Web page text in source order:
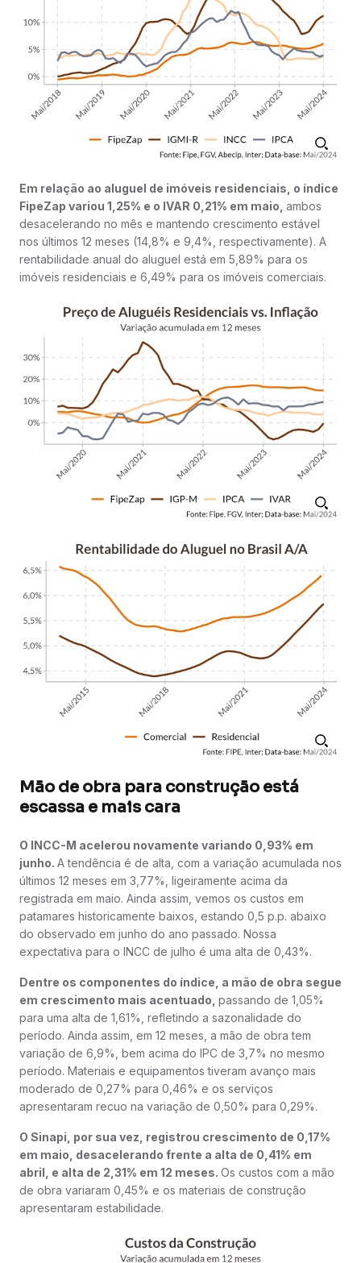
Em relação ao aluguel de imóveis residenciais, o índice
FipeZap variou 1,25% e o IVAR 0,21% em maio, ambos
desacelerando no mês e mantendo crescimento estável
nos últimos 12 meses (14,8% e 9,4%, respectivamente). A
rentabilidade anual do aluguel está em 5,89% para os
imóveis residenciais e 6,49% para os imóveis comerciais.
Mão de obra para construção está
escassa e mais cara
O INCC-M acelerou novamente variando 0,93% em
junho. A tendência é de alta, com a variação acumulada nos
últimos 12 meses em 3,77%, ligeiramente acima da
registrada em maio. Ainda assim, vemos os custos em
patamares historicamente baixos, estando 0,5 p.p. abaixo
do observado em junho do ano passado. Nossa
expectativa para o INCC de julho é uma alta de 0,43%.
Dentre os componentes do índice, a mão de obra segue
em crescimento mais acentuado, passando de 1,05%
para uma alta de 1,61%, refletindo a sazonalidade do
período. Ainda assim, em 12 meses, a mão de obra tem
variação de 6,9%, bem acima do IPC de 3,7% no mesmo
período. Materiais e equipamentos tiveram avanço mais
moderado de 0,27% para 0,46% e os serviços
apresentaram recuo na variação de 0,50% para 0,29%.
O Sinapi, por sua vez, registrou crescimento de 0,17%
em maio, desacelerando frente a alta de 0,41% em
abril, e alta de 2,31% em 12 meses. Os custos com a mão
de obra variaram 0,45% e os materiais de construção
apresentaram estabilidade.